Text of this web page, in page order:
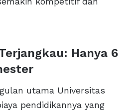
Hanya 6
utama Universitas
pendidikannya yang